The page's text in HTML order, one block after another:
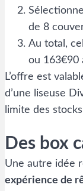
de 8
Au total,
ou 163€90
L’offre est
d’une liseuse
limite des
Des box
Une autre idée
expérience de